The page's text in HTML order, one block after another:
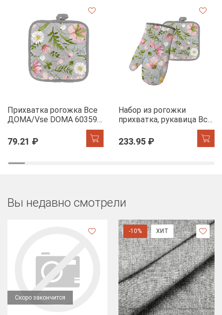
Прихватка рогожка Все
ДОМА/Vse DOMA 60359-
79.21 ₽
Набор из рогожки
прихватка, рукавица Все
ДОМА/Vse DOMA 60359-
1 Офелия
233.95 ₽
Вы недавно смотрели
Скоро закончится
-10% ХИТ